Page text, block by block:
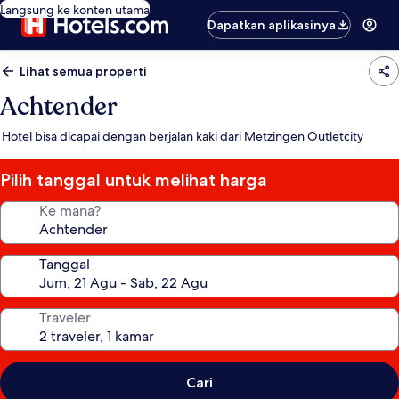
Langsung ke konten utama
Dapatkan aplikasinya
Lihat semua properti
Achtender
Hotel bisa dicapai dengan berjalan kaki dari Metzingen Outletcity
Pilih tanggal untuk melihat harga
Ke mana?
Tanggal
Traveler
Cari